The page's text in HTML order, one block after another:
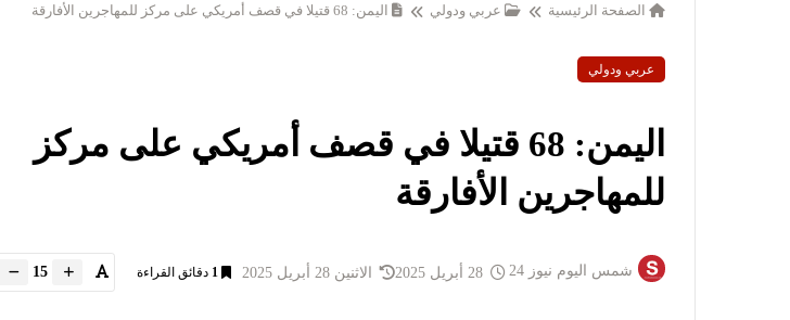
الصفحة الرئيسية عربي ودولي اليمن: 68 قتيلا في قصف أمريكي على مركز للمهاجرين الأفارقة
عربي ودولي
اليمن: 68 قتيلا في قصف أمريكي على مركز
للمهاجرين الأفارقة
شمس اليوم نيوز 24 الاثنين 28 أبريل 2025 1 دقائق القراءة 15